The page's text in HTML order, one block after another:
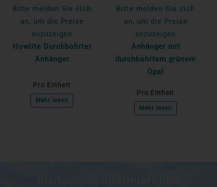
Bitte melden Sie sich
an, um die Preise
anzuzeigen
Howlite Durchbohrter
Anhänger
Pro Einheit
Mehr lesen
Bitte melden Sie sich
an, um die Preise
anzuzeigen
Anhänger mit
durchbohrtem grünem
Opal
Pro Einheit
Mehr lesen